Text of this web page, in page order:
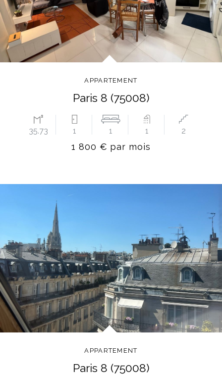
APPARTEMENT
Paris 8 (75008)
35.73 1 1 1 2
1 800 € par mois
APPARTEMENT
Paris 8 (75008)